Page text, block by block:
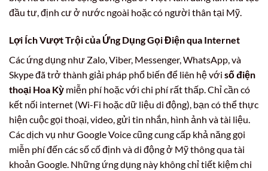
đầu tư, định cư ở nước ngoài hoặc có người thân tại Mỹ.
Lợi Ích Vượt Trội của Ứng Dụng Gọi Điện qua Internet
Các ứng dụng như Zalo, Viber, Messenger, WhatsApp, và
Skype đã trở thành giải pháp phổ biến để liên hệ với số điện
thoại Hoa Kỳ miễn phí hoặc với chi phí rất thấp. Chỉ cần có
kết nối internet (Wi-Fi hoặc dữ liệu di động), bạn có thể thực
hiện cuộc gọi thoại, video, gửi tin nhắn, hình ảnh và tài liệu.
Các dịch vụ như Google Voice cũng cung cấp khả năng gọi
miễn phí đến các số cố định và di động ở Mỹ thông qua tài
khoản Google. Những ứng dụng này không chỉ tiết kiệm chi